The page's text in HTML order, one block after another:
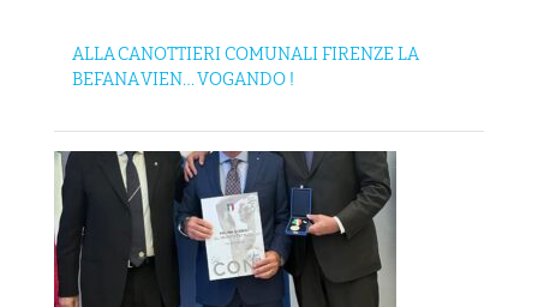
ALLA CANOTTIERI COMUNALI FIRENZE LA
BEFANA VIEN… VOGANDO !